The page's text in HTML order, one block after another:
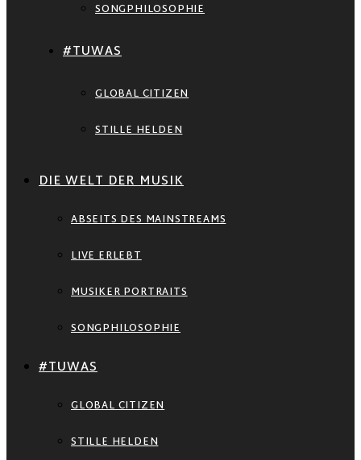
SONGPHILOSOPHIE
#TUWAS
GLOBAL CITIZEN
STILLE HELDEN
DIE WELT DER MUSIK
ABSEITS DES MAINSTREAMS
LIVE ERLEBT
MUSIKER PORTRAITS
SONGPHILOSOPHIE
#TUWAS
GLOBAL CITIZEN
STILLE HELDEN